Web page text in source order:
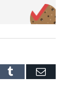
Tumblr